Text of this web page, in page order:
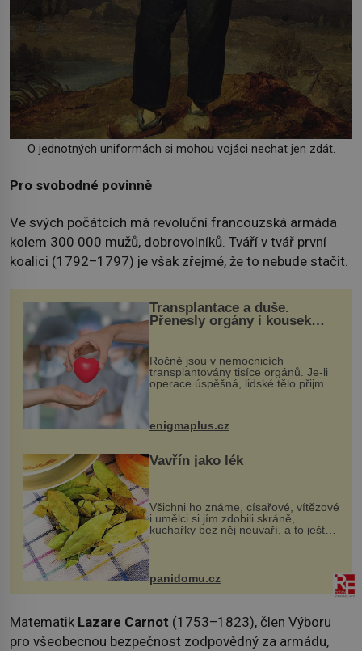
O jednotných uniformách si mohou vojáci nechat jen zdát.
Pro svobodné povinně
Ve svých počátcích má revoluční francouzská armáda
kolem 300 000 mužů, dobrovolníků. Tváří v tvář první
koalici (1792–1797) je však zřejmé, že to nebude stačit.
Transplantace a duše.
Přenesly orgány i kousek
Ročně jsou v nemocnicích
transplantovány tisíce orgánů. Je-li
operace úspěšná, lidské tělo přijme
enigmaplus.cz
Vavřín jako lék
Všichni ho známe, císařové, vítězové
i umělci si jím zdobili skráně,
kuchařky bez něj neuvaří, a to ještě
nevíte, že bobkový list může výrazně
zmírnit některé naše neduhy.
Obsahuje v malém množství ně...
panidomu.cz
Matematik Lazare Carnot (1753–1823), člen Výboru
pro všeobecnou bezpečnost zodpovědný za armádu,